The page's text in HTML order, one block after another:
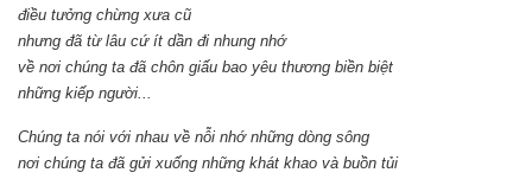
điều tưởng chừng xưa cũ
nhưng đã từ lâu cứ ít dần đi nhung nhớ
về nơi chúng ta đã chôn giấu bao yêu thương biền biệt
những kiếp người...
Chúng ta nói với nhau về nỗi nhớ những dòng sông
nơi chúng ta đã gửi xuống những khát khao và buồn tủi